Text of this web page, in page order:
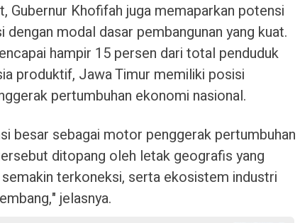
Gubernur Khofifah juga memaparkan potensi
modal dasar pembangunan yang kuat.
hampir 15 persen dari total penduduk
produktif, Jawa Timur memiliki posisi
pertumbuhan ekonomi nasional.
besar sebagai motor penggerak pertumbuhan
ditopang oleh letak geografis yang
terkoneksi, serta ekosistem industri
jelasnya.